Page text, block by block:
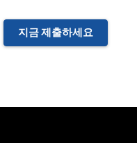
지금 제출하세요